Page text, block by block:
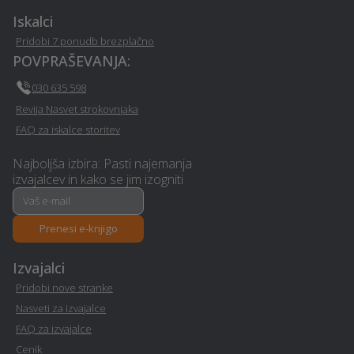
Senčila - Lovrenc-na-
Plesni tečaj - Lovrenc-na-
Potovanja - Lovrenc-na-
pohorju
Mizarstvo - Lovrenc-na-
Izdelava in montaža tende
- Lovrenc-na-pohorju
Iskalci
Pridobi 7 ponudb brezplačno
POVPRAŠEVANJA:
030 635 598
Revija Nasvet strokovnjaka
FAQ za iskalce storitev
Najboljša izbira: Pasti najemanja
izvajalcev in kako se jim izogniti
Prenesi e-knjigo
Izvajalci
Pridobi nove stranke
Nasveti za izvajalce
FAQ za izvajalce
Cenik